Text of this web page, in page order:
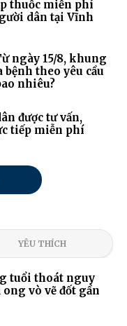
thuốc miễn phí
dân tại Vĩnh
ngày 15/8, khung
theo yêu cầu
nhiêu?
được tư vấn,
tiếp miễn phí
YÊU THÍCH
tuổi thoát nguy
vò vẽ đốt gần